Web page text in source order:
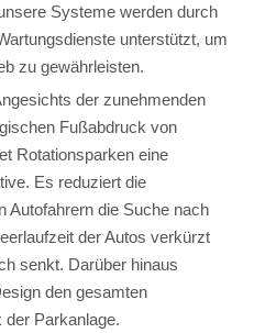
Systeme werden durch
unterstützt, um
zu gewährleisten.
der zunehmenden
Fußabdruck von
Rotationsparken eine
Es reduziert die
Autofahrern die Suche nach
der Autos verkürzt
senkt. Darüber hinaus
den gesamten
Parkanlage.